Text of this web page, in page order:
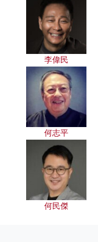
李偉民
何志平
何民傑